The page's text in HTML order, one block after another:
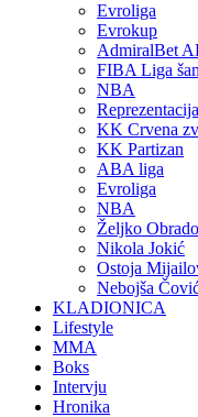
Evroliga
Evrokup
AdmiralBet
FIBA Liga
NBA
Reprezentacija
KK Crvena
KK Partizan
ABA liga
Evroliga
NBA
Željko
Nikola Jokić
Ostoja
Nebojša
KLADIONICA
Lifestyle
MMA
Boks
Intervju
Hronika